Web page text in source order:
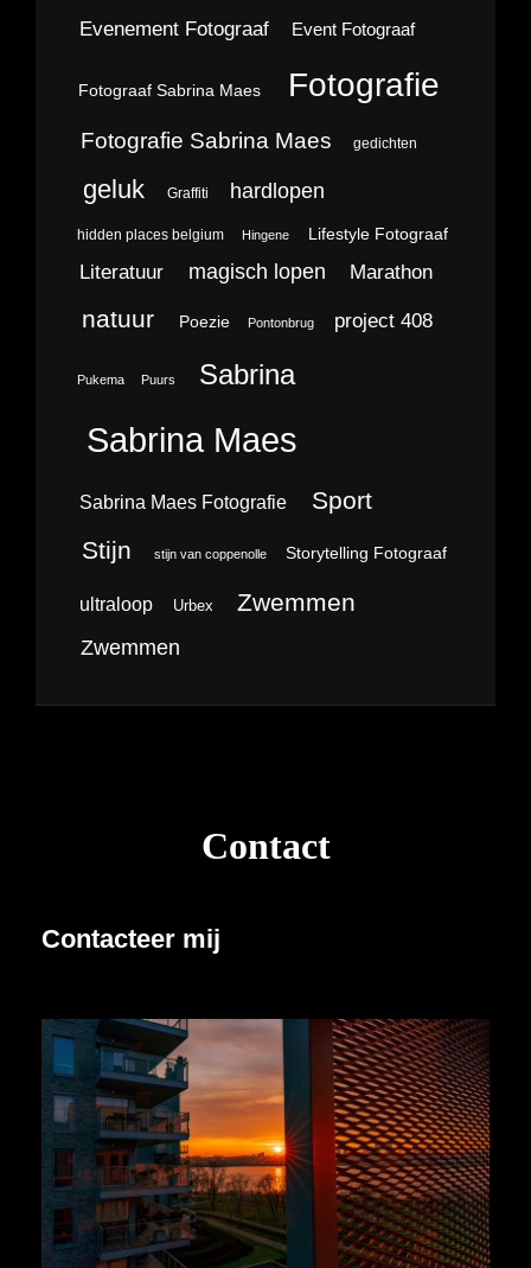
Evenement Fotograaf Event Fotograaf
Fotograaf Sabrina Maes Fotografie
Fotografie Sabrina Maes gedichten
geluk Graffiti hardlopen
hidden places belgium Hingene Lifestyle Fotograaf
Literatuur magisch lopen Marathon
natuur Poezie Pontonbrug project 408
Pukema Puurs Sabrina
Sabrina Maes
Sabrina Maes Fotografie Sport
Stijn stijn van coppenolle Storytelling Fotograaf
ultraloop Urbex Zwemmen
Zwemmen
Contact
Contacteer mij